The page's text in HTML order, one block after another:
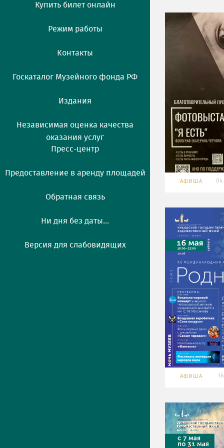
Купить билет онлайн
Режим работы
Контакты
Госкаталог Музейного фонда РФ
Издания
Независимая оценка качества
оказания услуг
Пресс-центр
Предоставление в аренду площадей
Обратная связь
Ни дня без даты...
Версия для слабовидящих
АФИША
АФИША